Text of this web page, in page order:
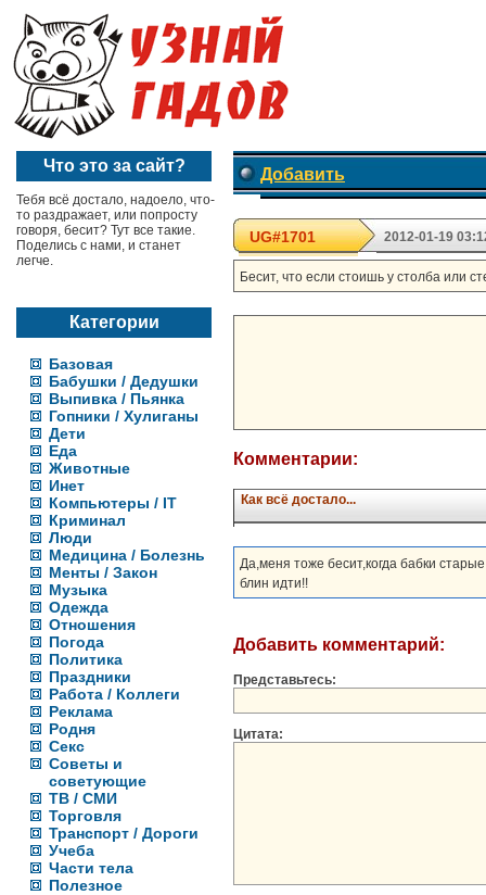
Что это за сайт?
Тебя всё достало, надоело, что-
то раздражает, или попросту
говоря, бесит? Тут все такие.
Поделись с нами, и станет
легче.
Категории
Базовая
Бабушки / Дедушки
Выпивка / Пьянка
Гопники / Хулиганы
Дети
Еда
Животные
Инет
Компьютеры / IT
Криминал
Люди
Медицина / Болезнь
Менты / Закон
Музыка
Одежда
Отношения
Погода
Политика
Праздники
Работа / Коллеги
Реклама
Родня
Секс
Советы и
советующие
ТВ / СМИ
Торговля
Транспорт / Дороги
Учеба
Части тела
Полезное
Добавить
UG#1701 2012-01-19
Бесит, что если стоишь у столба или
Комментарии:
Как всё достало...
Да,меня тоже бесит,когда бабки
блин идти!!
Добавить комментарий:
Представьтесь:
Цитата: